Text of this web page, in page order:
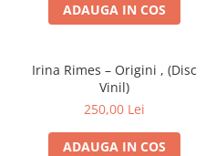
ADAUGA IN COS
Irina Rimes – Origini , (Disc
Vinil)
250,00 Lei
ADAUGA IN COS